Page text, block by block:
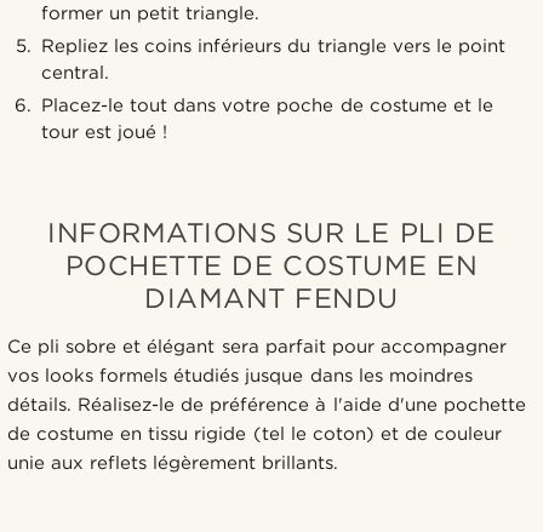
former un petit triangle.
Repliez les coins inférieurs du triangle vers le point
central.
Placez-le tout dans votre poche de costume et le
tour est joué !
INFORMATIONS SUR LE PLI DE
POCHETTE DE COSTUME EN
DIAMANT FENDU
Ce pli sobre et élégant sera parfait pour accompagner
vos looks formels étudiés jusque dans les moindres
détails. Réalisez-le de préférence à l'aide d'une pochette
de costume en tissu rigide (tel le coton) et de couleur
unie aux reflets légèrement brillants.